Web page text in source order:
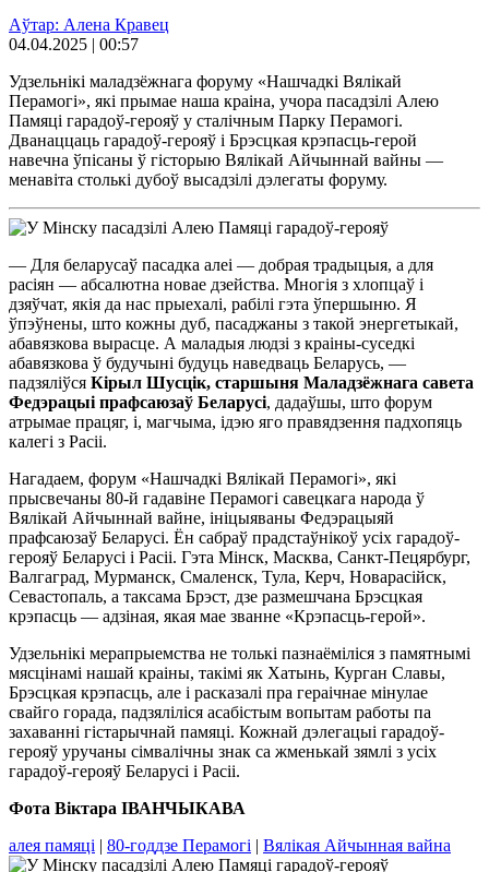
Аўтар: Алена Кравец
04.04.2025 | 00:57
Удзельнікі маладзёжнага форуму «Нашчадкі Вялікай
Перамогі», які прымае наша краіна, учора пасадзілі Алею
Памяці гарадоў-герояў у сталічным Парку Перамогі.
Дванаццаць гарадоў-герояў і Брэсцкая крэпасць-герой
навечна ўпісаны ў гісторыю Вялікай Айчыннай вайны —
менавіта столькі дубоў высадзілі дэлегаты форуму.
— Для беларусаў пасадка алеі — добрая традыцыя, а для
расіян — абсалютна новае дзейства. Многія з хлопцаў і
дзяўчат, якія да нас прыехалі, рабілі гэта ўпершыню. Я
ўпэўнены, што кожны дуб, пасаджаны з такой энергетыкай,
абавязкова вырасце. А маладыя людзі з краіны-суседкі
абавязкова ў будучыні будуць наведваць Беларусь, —
падзяліўся Кірыл Шусцік, старшыня Маладзёжнага савета
Федэрацыі прафсаюзаў Беларусі, дадаўшы, што форум
атрымае працяг, і, магчыма, ідэю яго правядзення падхопяць
калегі з Расіі.
Нагадаем, форум «Нашчадкі Вялікай Перамогі», які
прысвечаны 80-й гадавіне Перамогі савецкага народа ў
Вялікай Айчыннай вайне, ініцыяваны Федэрацыяй
прафсаюзаў Беларусі. Ён сабраў прадстаўнікоў усіх гарадоў-
герояў Беларусі і Расіі. Гэта Мінск, Масква, Санкт-Пецярбург,
Валгаград, Мурманск, Смаленск, Тула, Керч, Новарасійск,
Севастопаль, а таксама Брэст, дзе размешчана Брэсцкая
крэпасць — адзіная, якая мае званне «Крэпасць-герой».
Удзельнікі мерапрыемства не толькі пазнаёміліся з памятнымі
мясцінамі нашай краіны, такімі як Хатынь, Курган Славы,
Брэсцкая крэпасць, але і расказалі пра гераічнае мінулае
свайго горада, падзяліліся асабістым вопытам работы па
захаванні гістарычнай памяці. Кожнай дэлегацыі гарадоў-
герояў уручаны сімвалічны знак са жменькай зямлі з усіх
гарадоў-герояў Беларусі і Расіі.
Фота Віктара ІВАНЧЫКАВА
алея памяці | 80-годдзе Перамогі | Вялікая Айчынная вайна